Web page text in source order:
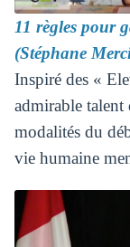
11 règles pour
(Stéphane
Inspiré des «
admirable talent
modalités du
vie humaine